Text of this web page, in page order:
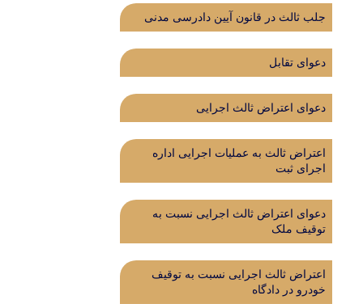
جلب ثالث در قانون آیین دادرسی مدنی
دعوای تقابل
دعوای اعتراض ثالث اجرایی
اعتراض ثالث به عملیات اجرایی اداره
اجرای ثبت
دعوای اعتراض ثالث اجرایی نسبت به
توقیف ملک
اعتراض ثالث اجرایی نسبت به توقیف
خودرو در دادگاه